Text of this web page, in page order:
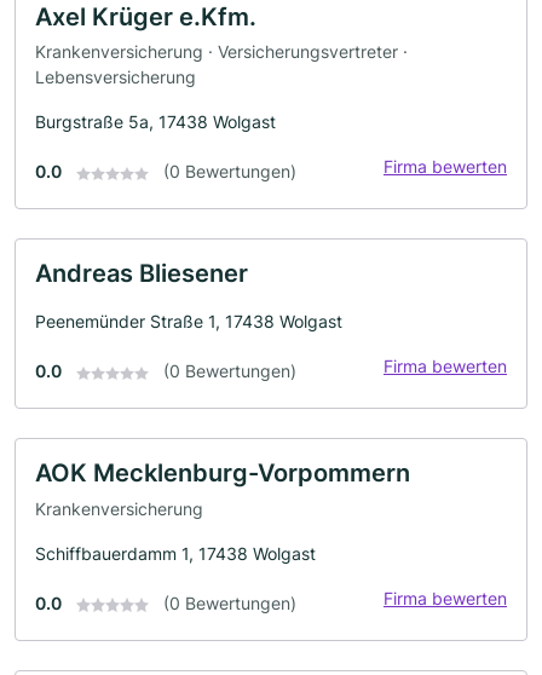
Axel Krüger e.Kfm.
Krankenversicherung · Versicherungsvertreter ·
Lebensversicherung
Burgstraße 5a, 17438 Wolgast
0.0 (0 Bewertungen) Firma bewerten
Andreas Bliesener
Peenemünder Straße 1, 17438 Wolgast
0.0 (0 Bewertungen) Firma bewerten
AOK Mecklenburg-Vorpommern
Krankenversicherung
Schiffbauerdamm 1, 17438 Wolgast
0.0 (0 Bewertungen) Firma bewerten